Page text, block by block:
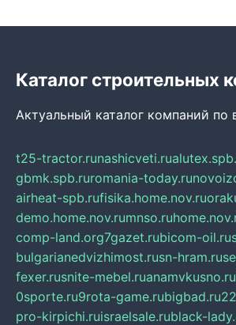
Каталог строительных
Актуальный каталог компаний по
t25-tractor.runashicveti.ru
gbmk.spb.ruromania-today.ru
airheat-spb.rufisika.home.nov.ru
demo.home.nov.rumnso.ru
comp-land.org7gazet.rubicom-oil.ru
bulgarianedvizhimost.rusn-hram.ru
fexer.rusnite-mebel.ruanamvkusno.ru
0sporte.ru9rota-game.rubigbad.ru
pro-kirpichi.ruisraelsale.rublack-